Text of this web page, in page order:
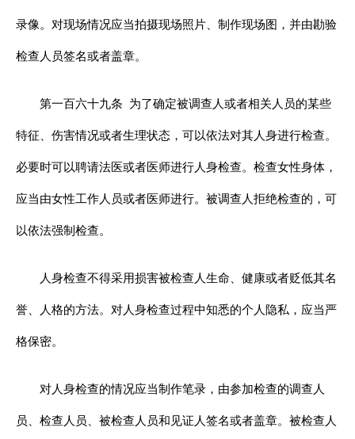
录像。对现场情况应当拍摄现场照片、制作现场图，并由勘验
检查人员签名或者盖章。
第一百六十九条 为了确定被调查人或者相关人员的某些
特征、伤害情况或者生理状态，可以依法对其人身进行检查。
必要时可以聘请法医或者医师进行人身检查。检查女性身体，
应当由女性工作人员或者医师进行。被调查人拒绝检查的，可
以依法强制检查。
人身检查不得采用损害被检查人生命、健康或者贬低其名
誉、人格的方法。对人身检查过程中知悉的个人隐私，应当严
格保密。
对人身检查的情况应当制作笔录，由参加检查的调查人
员、检查人员、被检查人员和见证人签名或者盖章。被检查人